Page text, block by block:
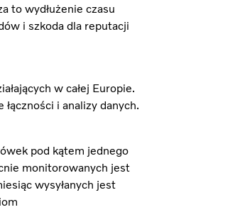
to wydłużenie czasu
i szkoda dla reputacji
w całej Europie.
i analizy danych.
pod kątem jednego
monitorowanych jest
wysyłanych jest